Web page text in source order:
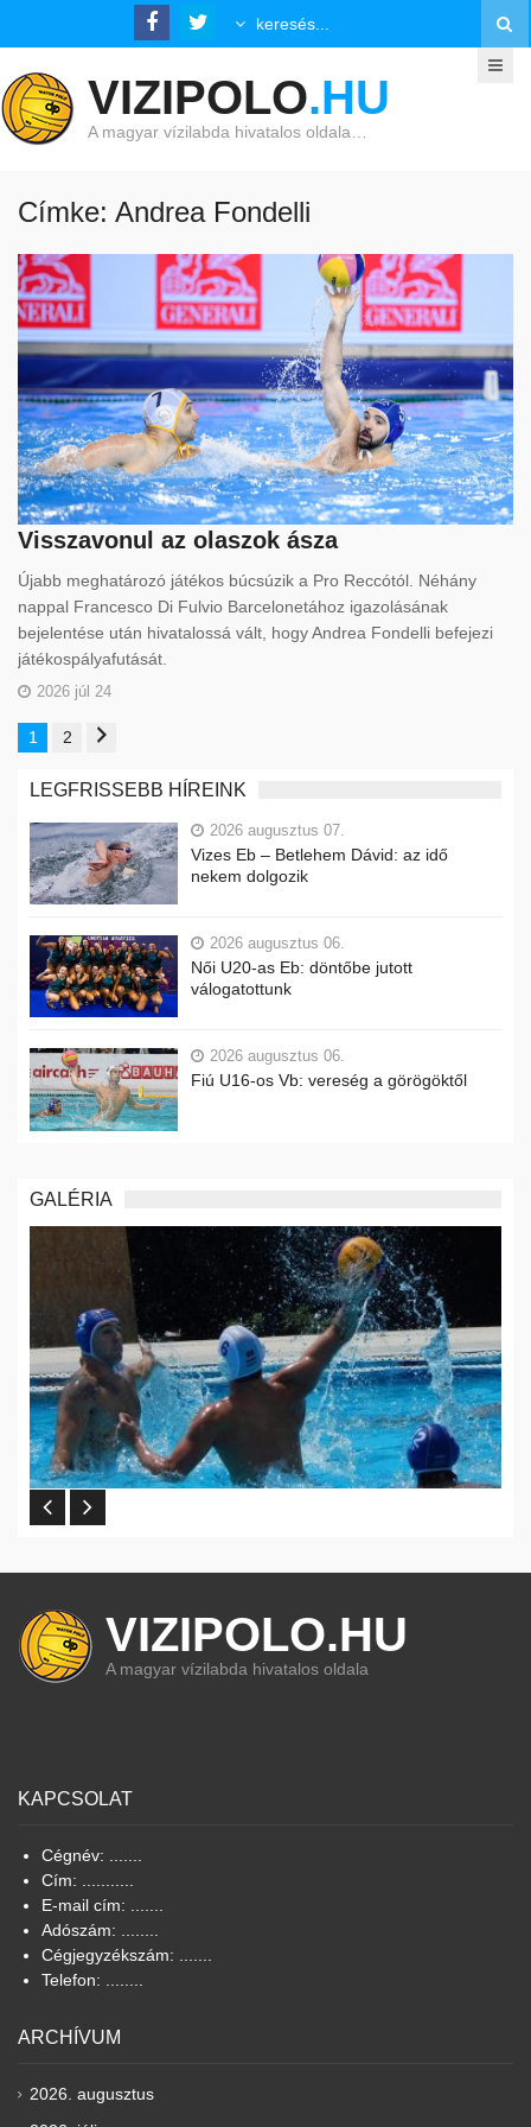
VIZIPOLO.HU
A magyar vízilabda hivatalos oldala…
Címke: Andrea Fondelli
Visszavonul az olaszok ásza
Újabb meghatározó játékos búcsúzik a Pro Reccótól. Néhány
nappal Francesco Di Fulvio Barcelonetához igazolásának
bejelentése után hivatalossá vált, hogy Andrea Fondelli befejezi
játékospályafutását.
2026 júl 24
1 2
LEGFRISSEBB HÍREINK
2026 augusztus 07.
Vizes Eb – Betlehem Dávid: az idő
nekem dolgozik
2026 augusztus 06.
Női U20-as Eb: döntőbe jutott
válogatottunk
2026 augusztus 06.
Fiú U16-os Vb: vereség a görögöktől
GALÉRIA
VIZIPOLO.HU
A magyar vízilabda hivatalos oldala
KAPCSOLAT
Cégnév: .......
Cím: ...........
E-mail cím: .......
Adószám: ........
Cégjegyzékszám: .......
Telefon: ........
ARCHÍVUM
2026. augusztus